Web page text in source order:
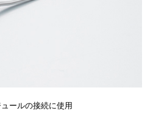
ールの接続に使用